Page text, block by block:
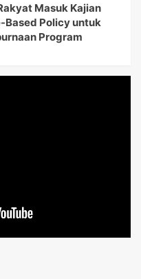
Masuk Kajian
Based Policy untuk
Program